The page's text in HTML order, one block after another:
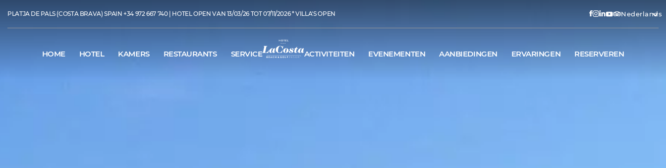
PLATJA DE PALS (COSTA BRAVA) SPAIN+34 972 667 740| HOTEL OPEN VAN 13/03/26 TOT 07/11/2026 * VILLA'S OPEN Nederlands
HOME HOTEL KAMERS RESTAURANTS SERVICE ACTIVITEITEN EVENEMENTEN AANBIEDINGEN ERVARINGEN RESERVEREN